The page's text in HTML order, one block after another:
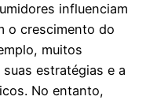
influenciam
o crescimento do
muitos
estratégias e a
No entanto,